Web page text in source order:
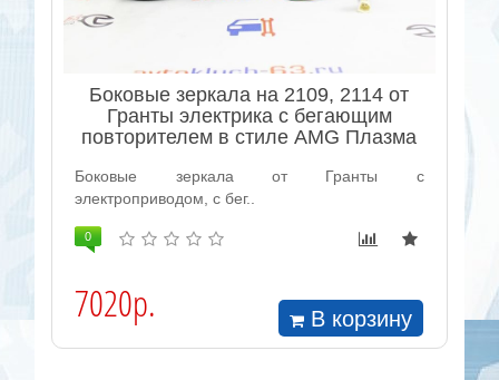
Боковые зеркала на 2109, 2114 от
Гранты электрика с бегающим
повторителем в стиле AMG Плазма
Боковые зеркала от Гранты с
электроприводом, с бег..
0
7020р. В корзину